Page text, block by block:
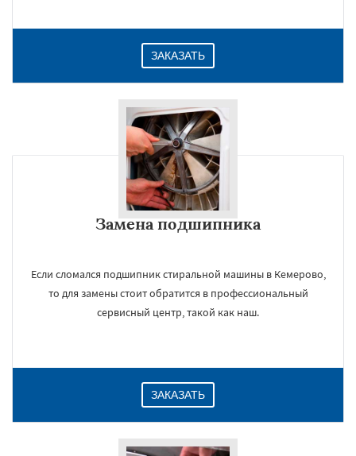
ЗАКАЗАТЬ
Замена подшипника
Если сломался подшипник стиральной машины в Кемерово,
то для замены стоит обратится в профессиональный
сервисный центр, такой как наш.
ЗАКАЗАТЬ